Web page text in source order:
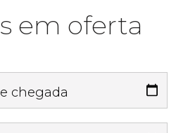
em oferta
chegada